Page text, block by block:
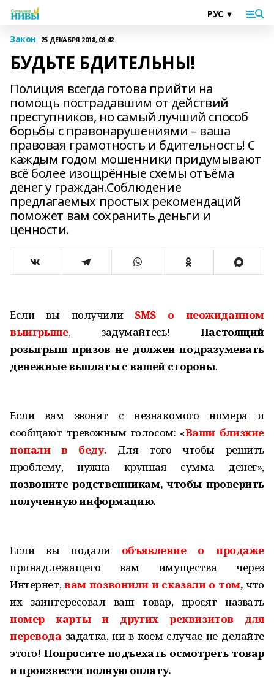
Закон 25 ДЕКАБРЯ 2018, 08:42
БУДЬТЕ БДИТЕЛЬНЫ!
Полиция всегда готова прийти на
помощь пострадавшим от действий
преступников, но самый лучший способ
борьбы с правонарушениями – ваша
правовая грамотность и бдительность! С
каждым годом мошенники придумывают
всё более изощрённые схемы отъёма
денег у граждан.Соблюдение
предлагаемых простых рекомендаций
поможет вам сохранить деньги и
ценности.
Если вы получилиSMS о неожиданном
выигрыше, задумайтесь! Настоящий
розыгрыш призов не должен подразумевать
денежные выплаты с вашей стороны.
Если вам звонят с незнакомого номера и
сообщают тревожным голосом: «Ваши близкие
попали в беду. Для того чтобы решить
проблему, нужна крупная сумма денег»,
позвоните родственникам, чтобы проверить
полученную информацию.
Если вы подали объявление о продаже
принадлежащего вам имущества через
Интернет,вам позвонили и сказали о том, что
их заинтересовал ваш товар, просят назвать
номер карты и других реквизитов для
перевода задатка, ни в коем случае не делайте
этого! Попросите подъехать осмотреть товар
и произвести полную оплату.